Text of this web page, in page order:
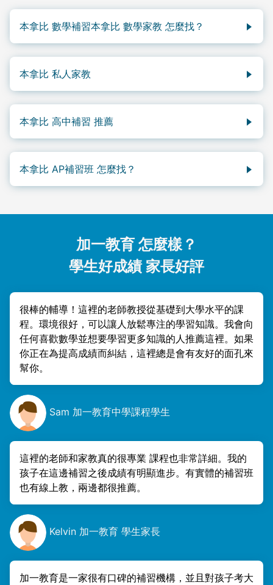
本拿比的學生們在家就擁有線上家教指導，實現高效學
習，獲得好成績。如果您需要其他地區本地補習 您也
可以參考溫哥華補習 素里補習 多倫多補習。
推薦學生家長們首先考慮以下幾點要素：學生的年級，
目前所在的英語水平，是否需要快速跳出ELL，是否需
考試等。
加一教育推薦我們的英語教師團隊，經驗豐富的擁有加
拿大教師資格的持牌老師，提供1對1家教輔導，以及小
組課程。想要找到適合自己的英文補習班，歡迎瀏覽
加
瀏覽加一教育名師名師介紹。
本拿比 數學補習本拿比 數學家教 怎麼找？
需要提前學習高年級的數學課程，還是需要老師輔導在
校的數學課程和家庭作業，或者學生是否要老師幫助備
組課程。想要找到適合自己的數學補習班，歡迎瀏覽
一教育數學課程。想要找到適合自己的數學老師，歡迎
瀏覽加一教育名師名師介紹。
本拿比 私人家教
格的持牌老師，提供1對1家教輔導，以及小組課程。想
要找到適合自己的家教老師，歡迎瀏覽加一教育名師名
本拿比 高中補習 推薦
各門AP課程輔導和考試刷題訓練，SSAT、SAT、雅
思、托福等標準化考試準備課程。更有加拿大大學申
本拿比 AP補習班 怎麼找？
尋找本拿比AP補習班？如果學生是想通過學習AP課
學與寫作、英語語言與寫作、微積分或統計學、美國
史、世界史或歐洲歷史等。同時搭配至少一門科學類課
程，如生物、化學、物理。如果還有精力，可以再選擇
經濟學、計算機科學、環境科學等。了解更多AP補習
和課程：《 AP課程是什麼？怎麼選？怎麼學？》
加一教育 怎麼樣？
學生好成績 家長好評
很棒的輔導！這裡的老師教授從基礎到大學水平的課
程。環境很好，可以讓人放鬆專注的學習知識。我會向
任何喜歡數學並想要學習更多知識的人推薦這裡。如果
你正在為提高成績而糾結，這裡總是會有友好的面孔來
幫你。
Sam 加一教育中學課程學生
這裡的老師和家教真的很專業 課程也非常詳細。我的
孩子在這邊補習之後成績有明顯進步。有實體的補習班
也有線上教，兩邊都很推薦。
Kelvin 加一教育 學生家長
加一教育是一家很有口碑的補習機構，並且對孩子考大